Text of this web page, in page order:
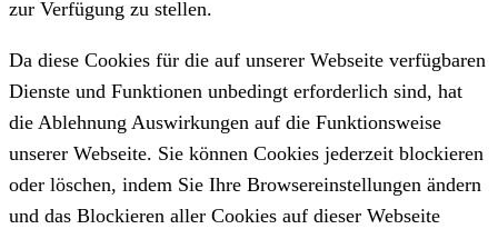
zur Verfügung zu stellen.
Da diese Cookies für die auf unserer Webseite verfügbaren
Dienste und Funktionen unbedingt erforderlich sind, hat
die Ablehnung Auswirkungen auf die Funktionsweise
unserer Webseite. Sie können Cookies jederzeit blockieren
oder löschen, indem Sie Ihre Browsereinstellungen ändern
und das Blockieren aller Cookies auf dieser Webseite